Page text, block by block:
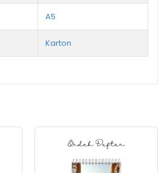
A5
Karton